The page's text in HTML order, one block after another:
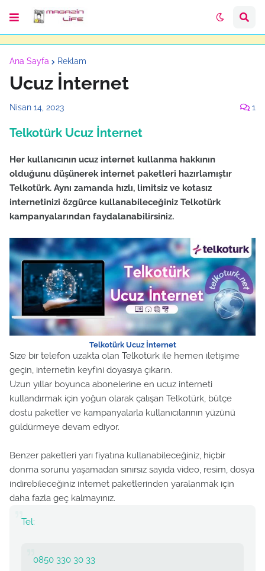
Ana Sayfa Reklam
Ucuz İnternet
Nisan 14, 2023 1
Telkotürk Ucuz İnternet
Her kullanıcının ucuz internet kullanma hakkının
olduğunu düşünerek internet paketleri hazırlamıştır
Telkotürk. Aynı zamanda hızlı, limitsiz ve kotasız
internetinizi özgürce kullanabileceğiniz Telkotürk
kampanyalarından faydalanabilirsiniz.
Telkotürk Ucuz İnternet
Size bir telefon uzakta olan Telkotürk ile hemen iletişime
geçin, internetin keyfini doyasıya çıkarın.
Uzun yıllar boyunca abonelerine en ucuz interneti
kullandırmak için yoğun olarak çalışan Telkotürk, bütçe
dostu paketler ve kampanyalarla kullanıcılarının yüzünü
güldürmeye devam ediyor.
Benzer paketleri yarı fiyatına kullanabileceğiniz, hiçbir
donma sorunu yaşamadan sınırsız sayıda video, resim, dosya
indirebileceğiniz internet paketlerinden yaralanmak için
daha fazla geç kalmayınız.
Tel:
0850 330 30 33